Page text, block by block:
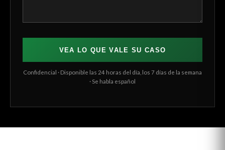
VEA LO QUE VALE SU CASO
Confidencial · Disponible las 24 horas del día, los 7 días de la semana
· Se habla español